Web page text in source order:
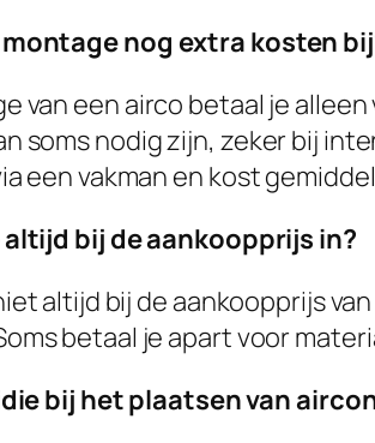
montage nog extra kosten
van een airco betaal je
soms nodig zijn, zeker bij
een vakman en kost
bij de aankoopprijs in?
altijd bij de aankoopprijs
betaal je apart voor
bij het plaatsen van